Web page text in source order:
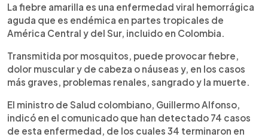
La fiebre amarilla es una enfermedad viral hemorrágica
aguda que es endémica en partes tropicales de
América Central y del Sur, incluido en Colombia.
Transmitida por mosquitos, puede provocar fiebre,
dolor muscular y de cabeza o náuseas y, en los casos
más graves, problemas renales, sangrado y la muerte.
El ministro de Salud colombiano, Guillermo Alfonso,
indicó en el comunicado que han detectado 74 casos
de esta enfermedad, de los cuales 34 terminaron en